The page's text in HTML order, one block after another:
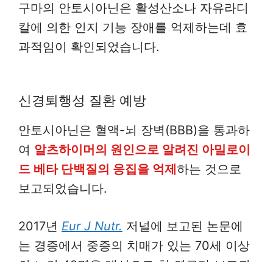
구마의 안토시아닌은 활성산소나 자유라디
칼에 의한 인지 기능 장애를 억제하는데 효
과적임이 확인되었습니다.
신경퇴행성 질환 예방
안토시아닌은 혈액-뇌 장벽(BBB)을 통과하
여 알츠하이머의 원인으로 알려진 아밀로이
드 베타 단백질의 응집을 억제하는 것으로
보고되었습니다.
2017년 Eur J Nutr. 저널에 보고된 논문에
는 경증에서 중증의 치매가 있는 70세 이상